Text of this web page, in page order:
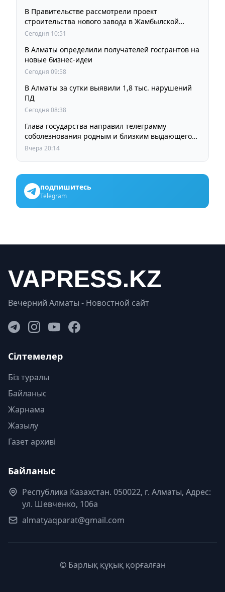
В Правительстве рассмотрели проект
строительства нового завода в Жамбылской
области
Сегодня 10:51
В Алматы определили получателей госгрантов на
новые бизнес-идеи
Сегодня 09:58
В Алматы за сутки выявили 1,8 тыс. нарушений
ПД
Сегодня 08:38
Глава государства направил телеграмму
соболезнования родным и близким выдающегося
кинорежиссера Ардака Амиркулова
Вчера 20:14
подпишитесь
Telegram
Вечерний Алматы - Новостной сайт
Сілтемелер
Біз туралы
Байланыс
Жарнама
Жазылу
Газет архиві
Байланыс
Республика Казахстан. 050022, г. Алматы, Адрес:
ул. Шевченко, 106а
almatyaqparat@gmail.com
© Барлық құқық қорғалған